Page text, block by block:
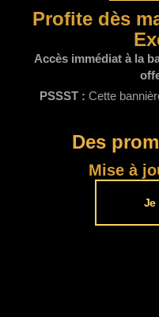
Profite dès
Accès immédiat à la
PSSST : Cette
Des
Mise à
Je